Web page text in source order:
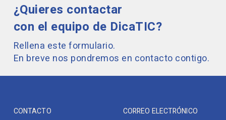
¿Quieres contactar
con el equipo de DicaTIC?
Rellena este formulario.
En breve nos pondremos en contacto contigo.
CONTACTO
CORREO ELECTRÓNICO